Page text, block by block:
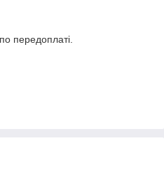
передоплаті.